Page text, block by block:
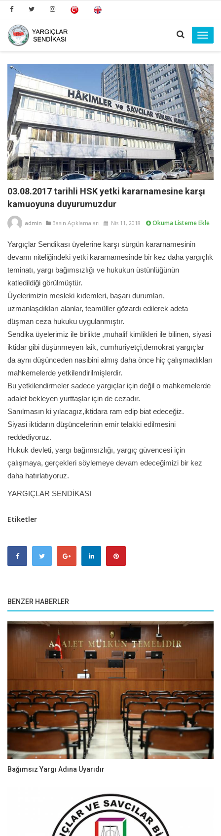
03.08.2017 tarihli HSK yetki kararnamesine karşı
kamuoyuna duyurumuzdur
admin Basın Açıklamaları Nis 11, 2018 Okuma Listeme Ekle
Yargıçlar Sendikası üyelerine karşı sürgün kararnamesinin
devamı niteliğindeki yetki kararnamesinde bir kez daha yargıçlık
teminatı, yargı bağımsızlığı ve hukukun üstünlüğünün
katledildiği görülmüştür.
Üyelerimizin mesleki kıdemleri, başarı durumları,
uzmanlaşdıkları alanlar, teamüller gözardı edilerek adeta
düşman ceza hukuku uygulanmıştır.
Sendika üyelerimiz ile birlikte ,muhalif kimlikleri ile bilinen, siyasi
iktidar gibi düşünmeyen laik, cumhuriyetçi,demokrat yargıçlar
da aynı düşünceden nasibini almış daha önce hiç çalışmadıkları
mahkemelerde yetkilendirilmişlerdir.
Bu yetkilendirmeler sadece yargıçlar için değil o mahkemelerde
adalet bekleyen yurttaşlar için de cezadır.
Sanılmasın ki yılacagız,iktidara ram edip biat edeceğiz.
Siyasi iktidarın düşüncelerinin emir telakki edilmesini
reddediyoruz.
Hukuk devleti, yargı bağımsızlığı, yargıç güvencesi için
çalışmaya, gerçekleri söylemeye devam edeceğimizi bir kez
daha hatırlatıyoruz.
YARGIÇLAR SENDİKASI
Etiketler
BENZER HABERLER
Bağımsız Yargı Adına Uyarıdır